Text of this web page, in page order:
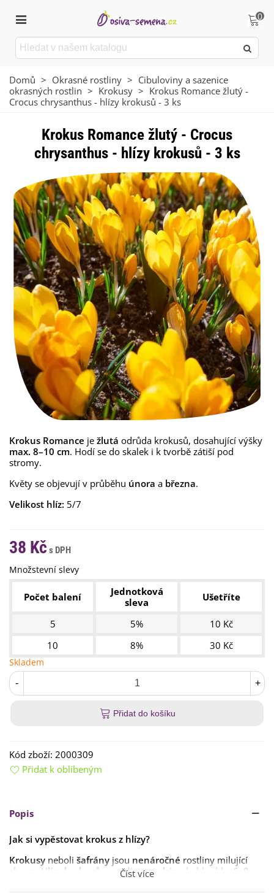
0
Domů > Okrasné rostliny > Cibuloviny a sazenice
okrasných rostlin > Krokusy > Krokus Romance žlutý -
Crocus chrysanthus - hlízy krokusů - 3 ks
Krokus Romance žlutý - Crocus
chrysanthus - hlízy krokusů - 3 ks
Krokus Romance je žlutá odrůda krokusů, dosahující výšky
max. 8–10 cm. Hodí se do skalek i k tvorbě zátiší pod
stromy.
Květy se objevují v průběhu února a března.
Velikost hlíz: 5/7
38 Kč
Množstevní slevy
Počet balení
Jednotková
sleva
Ušetříte
5 5%
10 Kč
10
8% 30 Kč
Skladem
- +
Přidat do košíku
Kód zboží: 2000309
Přidat k oblíbeným
Popis
Jak si vypěstovat krokus z hlízy?
Krokusy neboli šafrány jsou nenáročné rostliny milující
slunce. Hlízy krokusů se sadína podzim do hloubky
6–8
Číst více